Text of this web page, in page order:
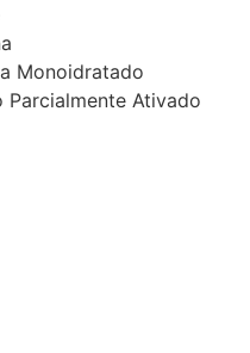
Monoidratado
Ativado